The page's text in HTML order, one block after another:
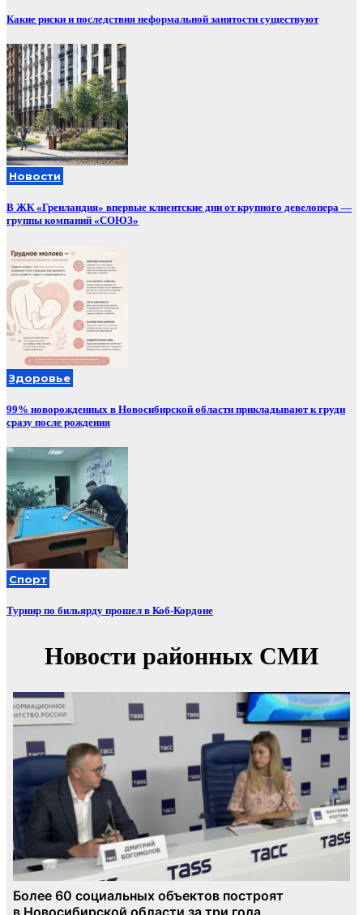
Какие риски и последствия неформальной занятости существуют
Новости
В ЖК «Гренландия» впервые клиентские дни от крупного девелопера —
группы компаний «СОЮЗ»
Здоровье
99% новорожденных в Новосибирской области прикладывают к груди
сразу после рождения
Спорт
Турнир по бильярду прошел в Коб-Кордоне